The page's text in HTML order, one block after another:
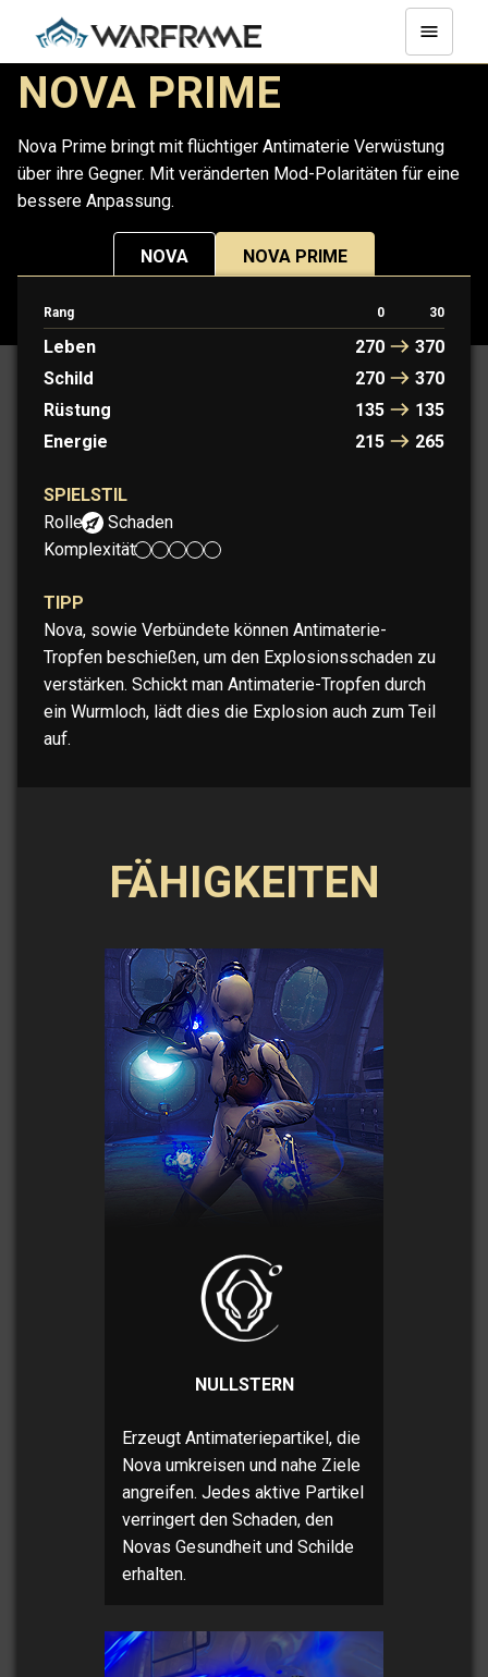
NOVA PRIME
Nova Prime bringt mit flüchtiger Antimaterie Verwüstung
über ihre Gegner. Mit veränderten Mod-Polaritäten für eine
bessere Anpassung.
NOVA NOVA PRIME
Rang 0 30
Leben 270
370
Schild
270
370
Rüstung
135
135
Energie
215 265
SPIELSTIL
Rolle:
Schaden
Komplexität:
TIPP
Nova, sowie Verbündete können Antimaterie-
Tropfen beschießen, um den Explosionsschaden zu
verstärken. Schickt man Antimaterie-Tropfen durch
ein Wurmloch, lädt dies die Explosion auch zum Teil
auf.
FÄHIGKEITEN
NULLSTERN
Erzeugt Antimateriepartikel, die
Nova umkreisen und nahe Ziele
angreifen. Jedes aktive Partikel
verringert den Schaden, den
Novas Gesundheit und Schilde
erhalten.